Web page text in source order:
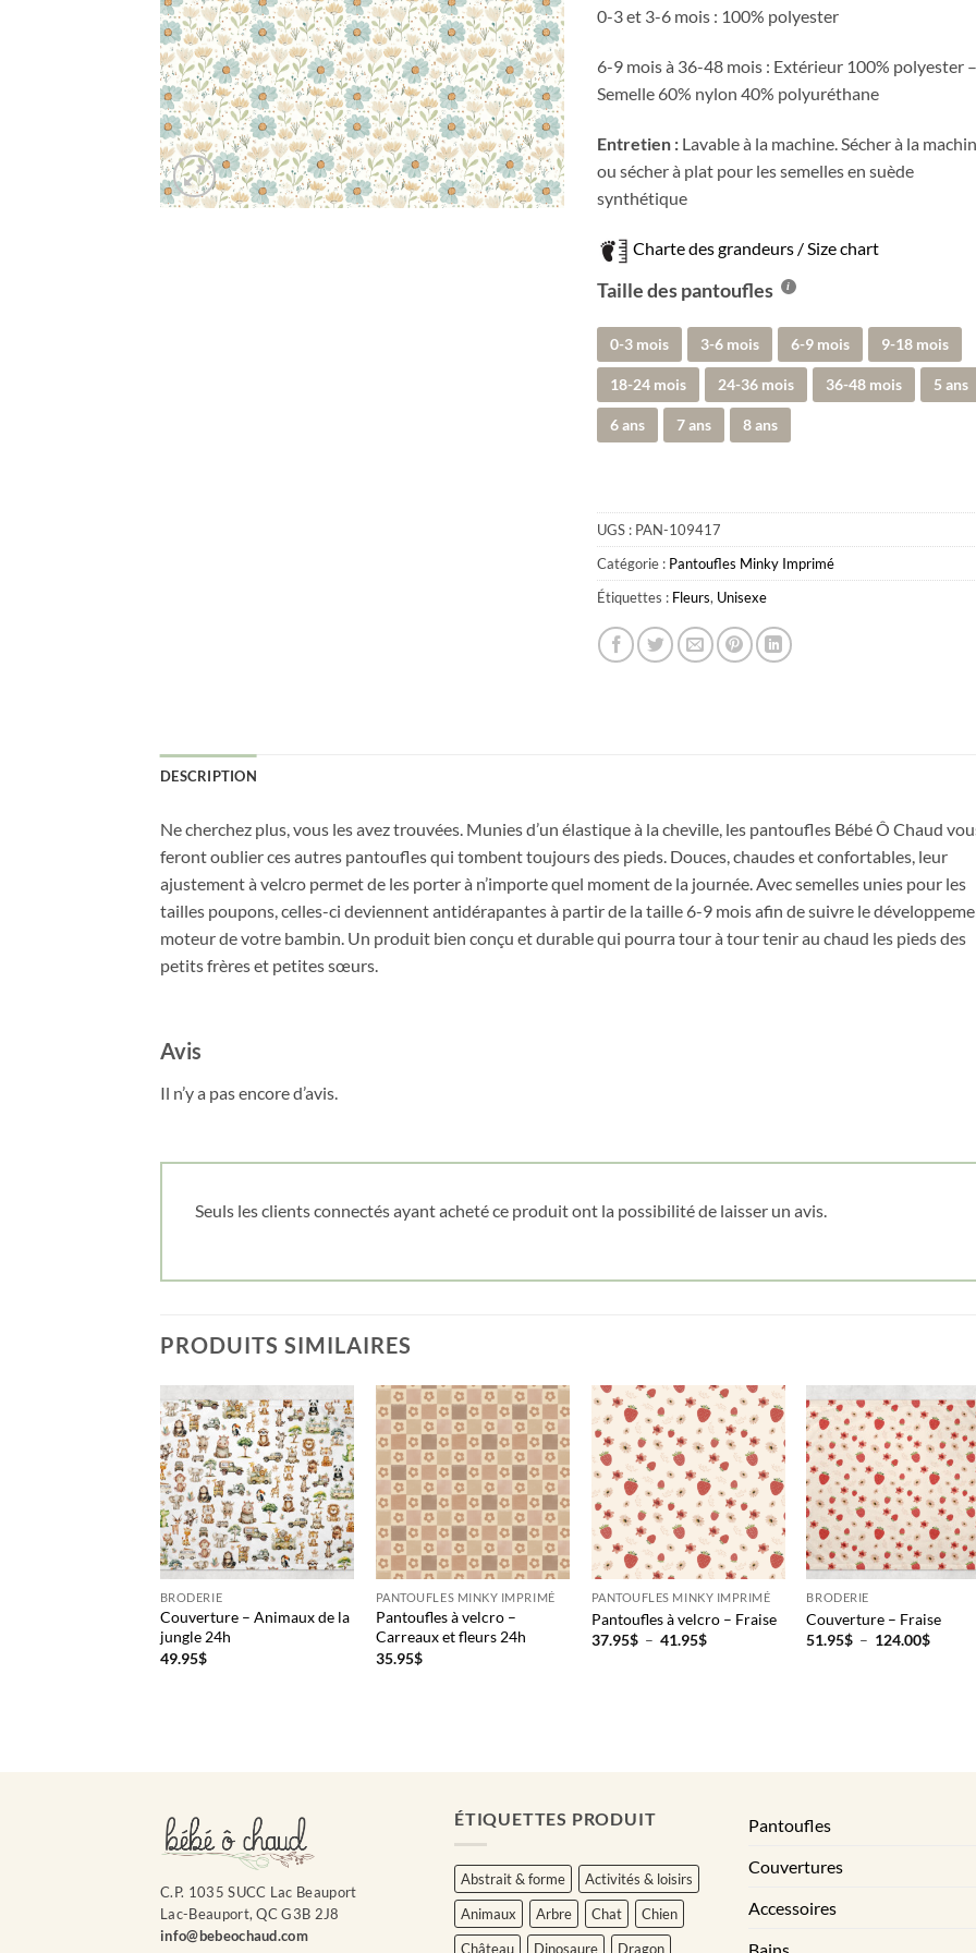
0-3 et 3-6 mois : 100% polyester
6-9 mois à 36-48 mois : Extérieur 100% polyester –
Semelle 60% nylon 40% polyuréthane
Entretien :Lavable à la machine. Sécher à la
ou sécher à plat pour les semelles en suède
synthétique
Charte des grandeurs / Size chart
Taille des pantoufles
0-3 mois 3-6 mois 6-9 mois 9-18 mois
18-24 mois 24-36 mois 36-48 mois 5 ans
6 ans 7 ans 8 ans
UGS : PAN-109417
Catégorie : Pantoufles Minky Imprimé
Étiquettes : Fleurs, Unisexe
DESCRIPTION
Ne cherchez plus, vous les avez trouvées. Munies d’un élastique à la cheville, les pantoufles Bébé Ô Chaud
feront oublier ces autres pantoufles qui tombent toujours des pieds. Douces, chaudes et confortables, leur
ajustement à velcro permet de les porter à n’importe quel moment de la journée. Avec semelles unies pour les
tailles poupons, celles-ci deviennent antidérapantes à partir de la taille 6-9 mois afin de suivre le
moteur de votre bambin. Un produit bien conçu et durable qui pourra tour à tour tenir au chaud les pieds des
petits frères et petites sœurs.
Avis
Il n’y a pas encore d’avis.
Seuls les clients connectés ayant acheté ce produit ont la possibilité de laisser un avis.
PRODUITS SIMILAIRES
BRODERIE
Couverture – Animaux de la
jungle 24h
49.95$
PANTOUFLES MINKY IMPRIMÉ
Pantoufles à velcro –
Carreaux et fleurs 24h
35.95$
PANTOUFLES MINKY IMPRIMÉ
Pantoufles à velcro – Fraise
37.95$ – 41.95$Plage
BRODERIE
Couverture – Fraise
51.95$ – 124.00$Plage
C.P. 1035 SUCC Lac Beauport
Lac-Beauport, QC G3B 2J8
info@bebeochaud.com
ÉTIQUETTES PRODUIT
Abstrait & forme
Activités & loisirs
Animaux
Arbre Chat
Chien
Château
Dinosaure Dragon
Pantoufles
Couvertures
Accessoires
prochaine commande en vous inscrivant à
notre infolettre!
Courriel *